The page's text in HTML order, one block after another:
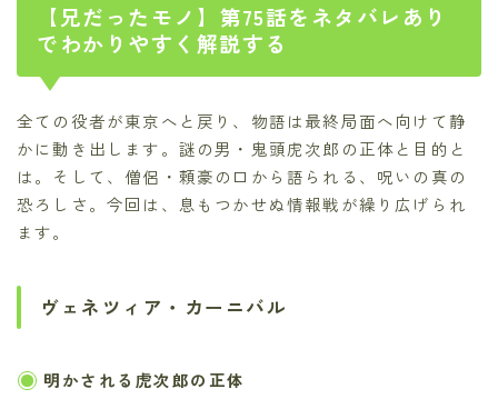
【兄だったモノ】第75話をネタバレあり
でわかりやすく解説する
全ての役者が東京へと戻り、物語は最終局面へ向けて静
かに動き出します。謎の男・鬼頭虎次郎の正体と目的と
は。そして、僧侶・頼豪の口から語られる、呪いの真の
恐ろしさ。今回は、息もつかせぬ情報戦が繰り広げられ
ます。
ヴェネツィア・カーニバル
明かされる虎次郎の正体